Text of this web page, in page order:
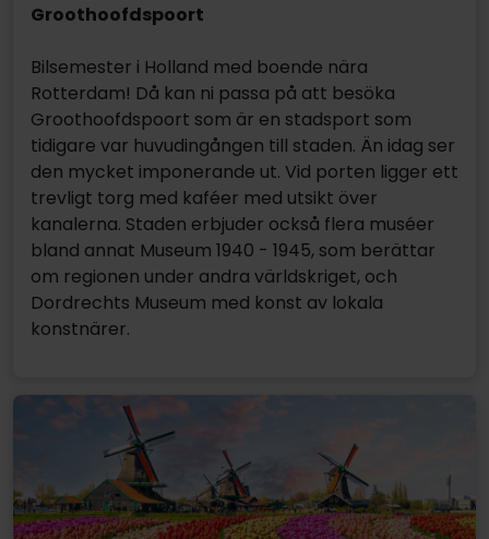
Groothoofdspoort
Bilsemester i Holland med boende nära
Rotterdam! Då kan ni passa på att besöka
Groothoofdspoort som är en stadsport som
tidigare var huvudingången till staden. Än idag ser
den mycket imponerande ut. Vid porten ligger ett
trevligt torg med kaféer med utsikt över
kanalerna. Staden erbjuder också flera muséer
bland annat Museum 1940 - 1945, som berättar
om regionen under andra världskriget, och
Dordrechts Museum med konst av lokala
konstnärer.